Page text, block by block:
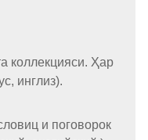
коллекцияси. Ҳар
инглиз).
и поговорок